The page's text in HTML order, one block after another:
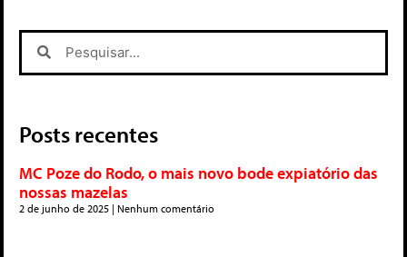
Posts recentes
MC Poze do Rodo, o mais novo bode expiatório das
nossas mazelas
2 de junho de 2025 Nenhum comentário